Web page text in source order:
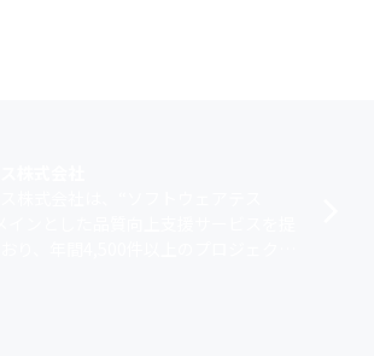
機テストが可能「AnyTest」
管理「Quality Tracker」